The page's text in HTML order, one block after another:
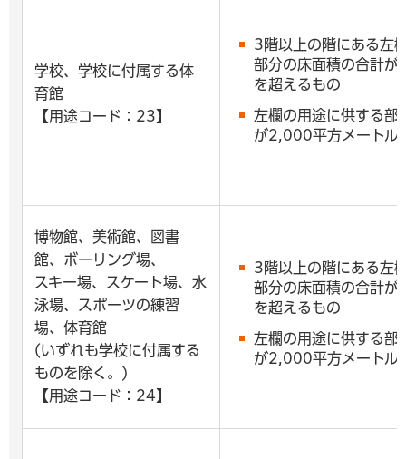
学校、学校に付属する体
育館
【用途コード：23】
3階以上の階にある左
部分の床面積の合計
を超えるもの
左欄の用途に供する部
が2,000平方メートル
博物館、美術館、図書
館、ボーリング場、
スキー場、スケート場、水
泳場、スポーツの練習
場、体育館
(いずれも学校に付属する
ものを除く。)
【用途コード：24】
3階以上の階にある左
部分の床面積の合計
を超えるもの
左欄の用途に供する部
が2,000平方メートル